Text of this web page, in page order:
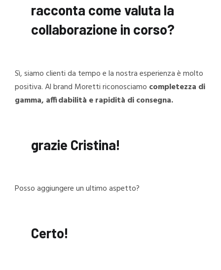
racconta come valuta la
collaborazione in corso?
Sì, siamo clienti da tempo e la nostra esperienza è molto
positiva. Al brand Moretti riconosciamo completezza di
gamma, affidabilità e rapidità di consegna.
grazie Cristina!
Posso aggiungere un ultimo aspetto?
Certo!